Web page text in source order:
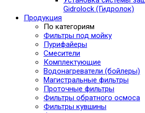
Gidrolock (Гидролок)
Продукция
По категориям
Фильтры под мойку
Пурифайеры
Смесители
Комплектующие
Водонагреватели (бойлеры)
Магистральные фильтры
Проточные фильтры
Фильтры обратного осмоса
Фильтры кувшины